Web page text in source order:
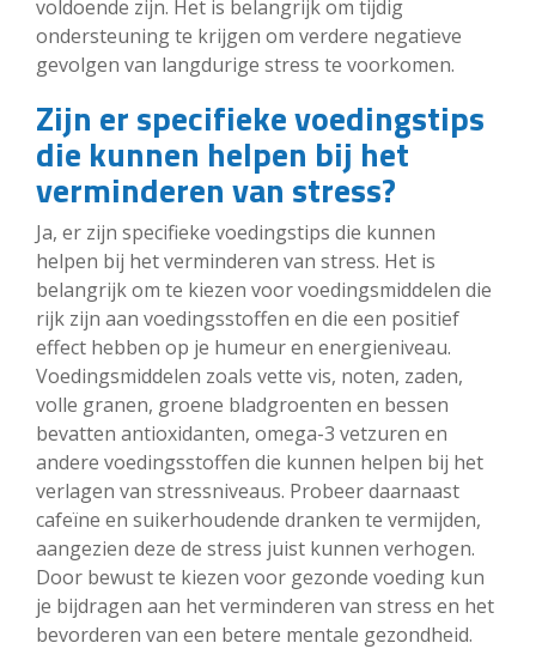
voldoende zijn. Het is belangrijk om tijdig
ondersteuning te krijgen om verdere negatieve
gevolgen van langdurige stress te voorkomen.
Zijn er specifieke voedingstips
die kunnen helpen bij het
verminderen van stress?
Ja, er zijn specifieke voedingstips die kunnen
helpen bij het verminderen van stress. Het is
belangrijk om te kiezen voor voedingsmiddelen die
rijk zijn aan voedingsstoffen en die een positief
effect hebben op je humeur en energieniveau.
Voedingsmiddelen zoals vette vis, noten, zaden,
volle granen, groene bladgroenten en bessen
bevatten antioxidanten, omega-3 vetzuren en
andere voedingsstoffen die kunnen helpen bij het
verlagen van stressniveaus. Probeer daarnaast
cafeïne en suikerhoudende dranken te vermijden,
aangezien deze de stress juist kunnen verhogen.
Door bewust te kiezen voor gezonde voeding kun
je bijdragen aan het verminderen van stress en het
bevorderen van een betere mentale gezondheid.